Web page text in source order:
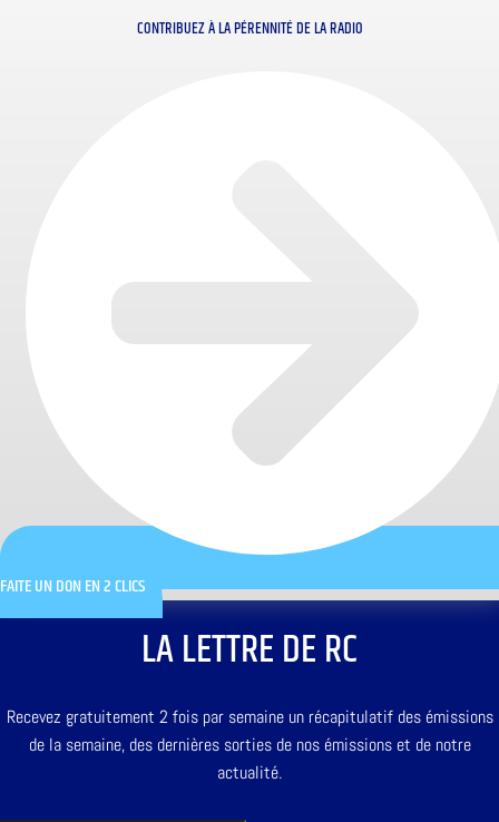
CONTRIBUEZ À LA PÉRENNITÉ DE LA RADIO
FAITE UN DON EN 2 CLICS
LA LETTRE DE RC
Recevez gratuitement 2 fois par semaine un récapitulatif des émissions
de la semaine, des dernières sorties de nos émissions et de notre
actualité.